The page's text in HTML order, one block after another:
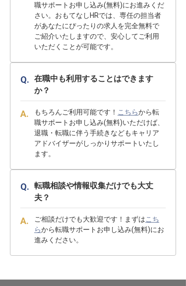
職サポートお申し込み(無料)にお進みくだ
さい。おもてなしHRでは、専任の担当者
があなたにぴったりの求人を完全無料で
ご紹介いたしますので、安心してご利用
いただくことが可能です。
在職中も利用することはできます
か？
もちろんご利用可能です！ こちらから転
職サポートお申し込み(無料)いただけば、
退職・転職に伴う手続きなどもキャリア
アドバイザーがしっかりサポートいたし
ます。
転職相談や情報収集だけでも大丈
夫？
ご相談だけでも大歓迎です！まずはこち
らから転職サポートお申し込み(無料)にお
進みください。